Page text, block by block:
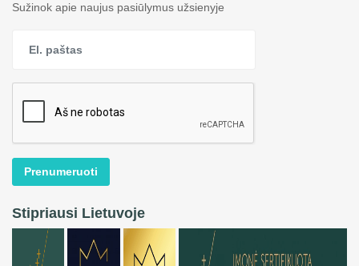
Sužinok apie naujus pasiūlymus užsienyje
Prenumeruoti
Stipriausi Lietuvoje